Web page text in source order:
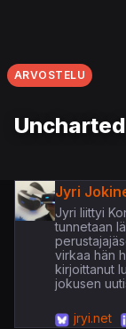
ARVOSTELU
Jyri
Jyri liittyi
tunnetaan
virkaa hän
kirjoittanut
jokusen
jryi.net